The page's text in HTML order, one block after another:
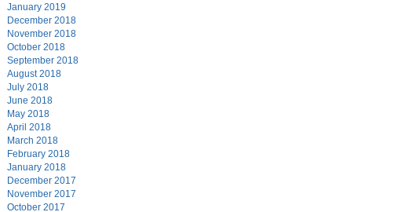
January 2019
December 2018
November 2018
October 2018
September 2018
August 2018
July 2018
June 2018
May 2018
April 2018
March 2018
February 2018
January 2018
December 2017
November 2017
October 2017